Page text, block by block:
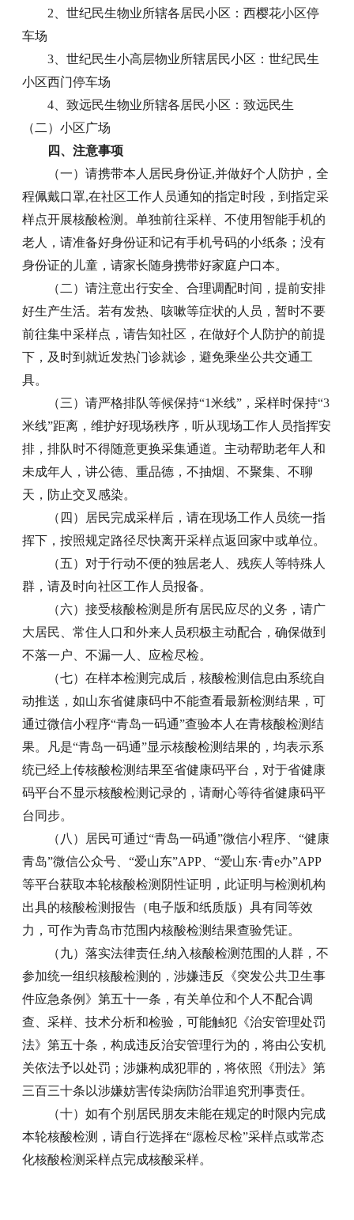
2、世纪民生物业所辖各居民小区：西樱花小区停
车场
3、世纪民生小高层物业所辖居民小区：世纪民生
小区西门停车场
4、致远民生物业所辖各居民小区：致远民生
（二）小区广场
四、注意事项
（一）请携带本人居民身份证,并做好个人防护，全
程佩戴口罩,在社区工作人员通知的指定时段，到指定采
样点开展核酸检测。单独前往采样、不使用智能手机的
老人，请准备好身份证和记有手机号码的小纸条；没有
身份证的儿童，请家长随身携带好家庭户口本。
（二）请注意出行安全、合理调配时间，提前安排
好生产生活。若有发热、咳嗽等症状的人员，暂时不要
前往集中采样点，请告知社区，在做好个人防护的前提
下，及时到就近发热门诊就诊，避免乘坐公共交通工
具。
（三）请严格排队等候保持“1米线”，采样时保持“3
米线”距离，维护好现场秩序，听从现场工作人员指挥安
排，排队时不得随意更换采集通道。主动帮助老年人和
未成年人，讲公德、重品德，不抽烟、不聚集、不聊
天，防止交叉感染。
（四）居民完成采样后，请在现场工作人员统一指
挥下，按照规定路径尽快离开采样点返回家中或单位。
（五）对于行动不便的独居老人、残疾人等特殊人
群，请及时向社区工作人员报备。
（六）接受核酸检测是所有居民应尽的义务，请广
大居民、常住人口和外来人员积极主动配合，确保做到
不落一户、不漏一人、应检尽检。
（七）在样本检测完成后，核酸检测信息由系统自
动推送，如山东省健康码中不能查看最新检测结果，可
通过微信小程序“青岛一码通”查验本人在青核酸检测结
果。凡是“青岛一码通”显示核酸检测结果的，均表示系
统已经上传核酸检测结果至省健康码平台，对于省健康
码平台不显示核酸检测记录的，请耐心等待省健康码平
台同步。
（八）居民可通过“青岛一码通”微信小程序、“健康
青岛”微信公众号、“爱山东”APP、“爱山东·青e办”APP
等平台获取本轮核酸检测阴性证明，此证明与检测机构
出具的核酸检测报告（电子版和纸质版）具有同等效
力，可作为青岛市范围内核酸检测结果查验凭证。
（九）落实法律责任,纳入核酸检测范围的人群，不
参加统一组织核酸检测的，涉嫌违反《突发公共卫生事
件应急条例》第五十一条，有关单位和个人不配合调
查、采样、技术分析和检验，可能触犯《治安管理处罚
法》第五十条，构成违反治安管理行为的，将由公安机
关依法予以处罚；涉嫌构成犯罪的，将依照《刑法》第
三百三十条以涉嫌妨害传染病防治罪追究刑事责任。
（十）如有个别居民朋友未能在规定的时限内完成
本轮核酸检测，请自行选择在“愿检尽检”采样点或常态
化核酸检测采样点完成核酸采样。